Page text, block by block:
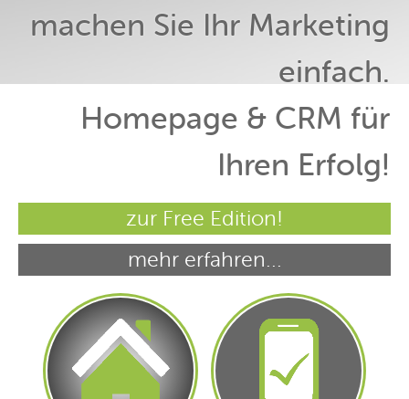
machen Sie Ihr Marketing
einfach.
Homepage & CRM für
Ihren Erfolg!
zur Free Edition!
mehr erfahren...
Erfolgreiche
Homepages, die
gefunden werden
Eigene APPs
erstellen